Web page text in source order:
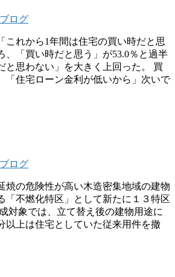
ログ
これから1年間は住宅の買い時だと思
、「買い時だと思う」が53.0％と過半
と思わない」を大きく上回った。 買
「住宅ローン金利が低いから」次いで
ログ
焼の危険性が高い木造密集地域の建物
「不燃化特区」として新たに１３特区
対象では、立て替え後の建物用途に
以上は住宅としていた従来用件を撤